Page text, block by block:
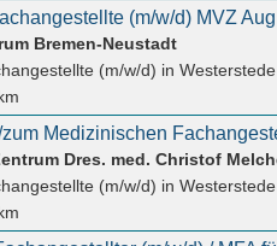
Bremen-Neustadt
(m/w/d) in Westerstede
(m/w/d) in Westerstede